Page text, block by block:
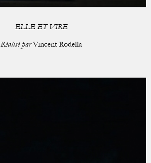
ELLE ET VIRE
Réalisé parVincent Rodella